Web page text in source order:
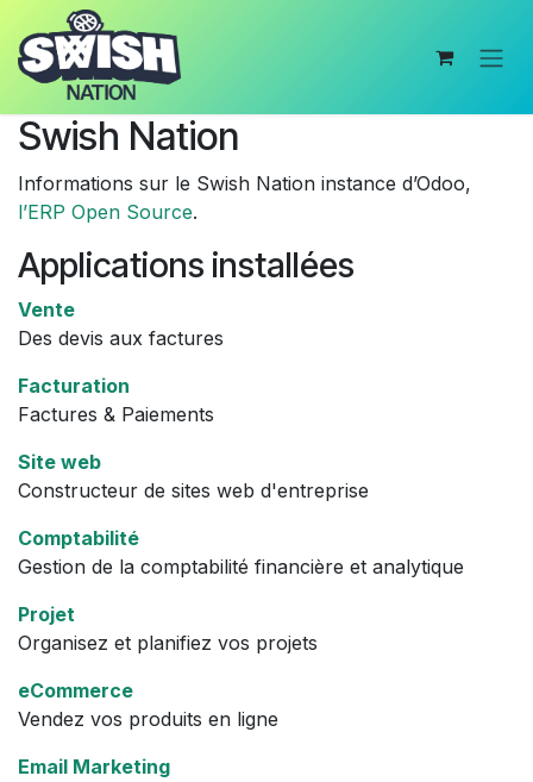
Se rendre au contenu
Swish Nation
Informations sur le Swish Nation instance d’Odoo,
l’ERP Open Source.
Applications installées
Vente
Des devis aux factures
Facturation
Factures & Paiements
Site web
Constructeur de sites web d'entreprise
Comptabilité
Gestion de la comptabilité financière et analytique
Projet
Organisez et planifiez vos projets
eCommerce
Vendez vos produits en ligne
Email Marketing